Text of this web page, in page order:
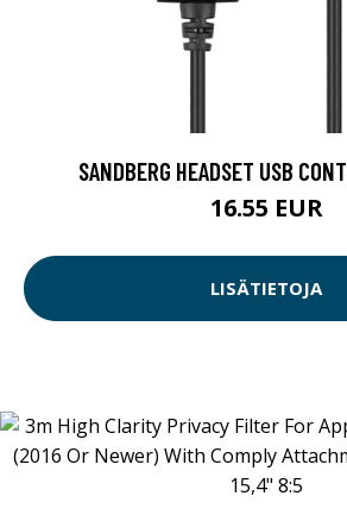
SANDBERG HEADSET USB
16.55 EUR
LISÄTIETOJA